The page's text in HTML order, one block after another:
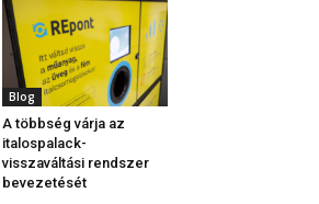
Blog
A többség várja az
italospalack-
visszaváltási rendszer
bevezetését